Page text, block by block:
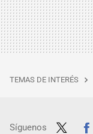
TEMAS DE INTERÉS
Síguenos